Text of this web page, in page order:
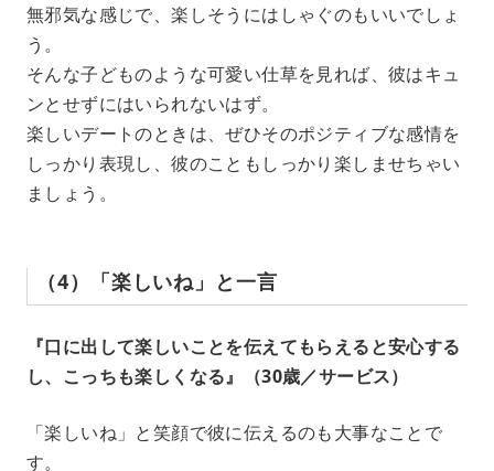
無邪気な感じで、楽しそうにはしゃぐのもいいでしょ
う。
そんな子どものような可愛い仕草を見れば、彼はキュ
ンとせずにはいられないはず。
楽しいデートのときは、ぜひそのポジティブな感情を
しっかり表現し、彼のこともしっかり楽しませちゃい
ましょう。
（4）「楽しいね」と一言
『口に出して楽しいことを伝えてもらえると安心する
し、こっちも楽しくなる』（30歳／サービス）
「楽しいね」と笑顔で彼に伝えるのも大事なことで
す。